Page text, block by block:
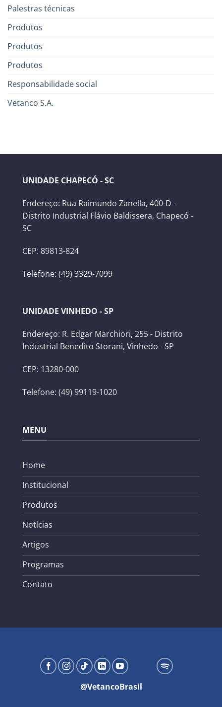
Palestras técnicas
Produtos
Produtos
Produtos
Responsabilidade social
Vetanco S.A.
UNIDADE CHAPECÓ - SC
Endereço: Rua Raimundo Zanella, 400-D -
Distrito Industrial Flávio Baldissera, Chapecó -
SC
CEP: 89813-824
Telefone: (49) 3329-7099
UNIDADE VINHEDO - SP
Endereço: R. Edgar Marchiori, 255 - Distrito
Industrial Benedito Storani, Vinhedo - SP
CEP: 13280-000
Telefone: (49) 99119-1020
MENU
Home
Institucional
Produtos
Notícias
Artigos
Programas
Contato
@VetancoBrasil